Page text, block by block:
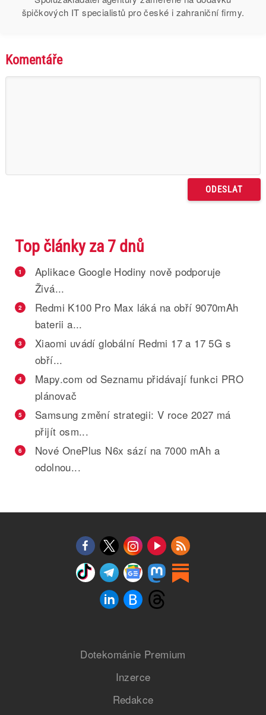
špičkových IT specialistů pro české i zahraniční firmy.
Komentáře
Top články za 7 dnů
1
Aplikace Google Hodiny nově podporuje
Živá...
2
Redmi K100 Pro Max láká na obří 9070mAh
baterii a...
3
Xiaomi uvádí globální Redmi 17 a 17 5G s
obří...
4
Mapy.com od Seznamu přidávají funkci PRO
plánovač
5
Samsung změní strategii: V roce 2027 má
přijít osm...
6
Nové OnePlus N6x sází na 7000 mAh a
odolnou...
Dotekománie Premium
Inzerce
Redakce